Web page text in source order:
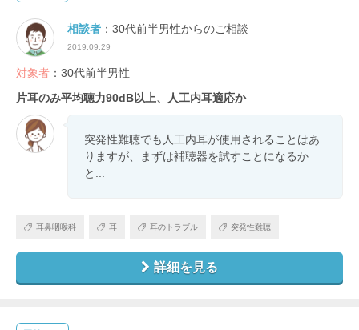
相談者 ：30代前半男性からのご相談
2019.09.29
対象者 ：30代前半男性
片耳のみ平均聴力90dB以上、人工内耳適応か
突発性難聴でも人工内耳が使用されることはあ
りますが、まずは補聴器を試すことになるか
と...
耳鼻咽喉科 耳 耳のトラブル 突発性難聴
詳細を見る